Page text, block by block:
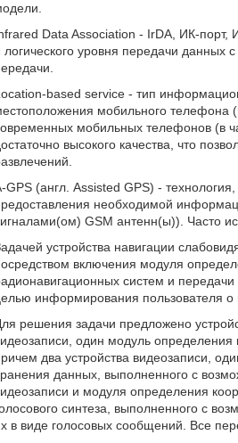
Data Association - IrDA, ИК-порт,
логического уровня передачи данных
based service - тип
мобильного телефона
мобильных телефонов (в
высокого качества, что
GPS (англ. Assisted GPS) -
необходимой
GSM антенн(ы)). Часто
устройства навигации
включения модуля
систем и
информирования пользователя о
решения задачи предложено
один модуль определения
два устройства видеозаписи,
данных, выполненного с
и модуля определения
синтеза, выполненного с
в виде голосовых сообщений. Все